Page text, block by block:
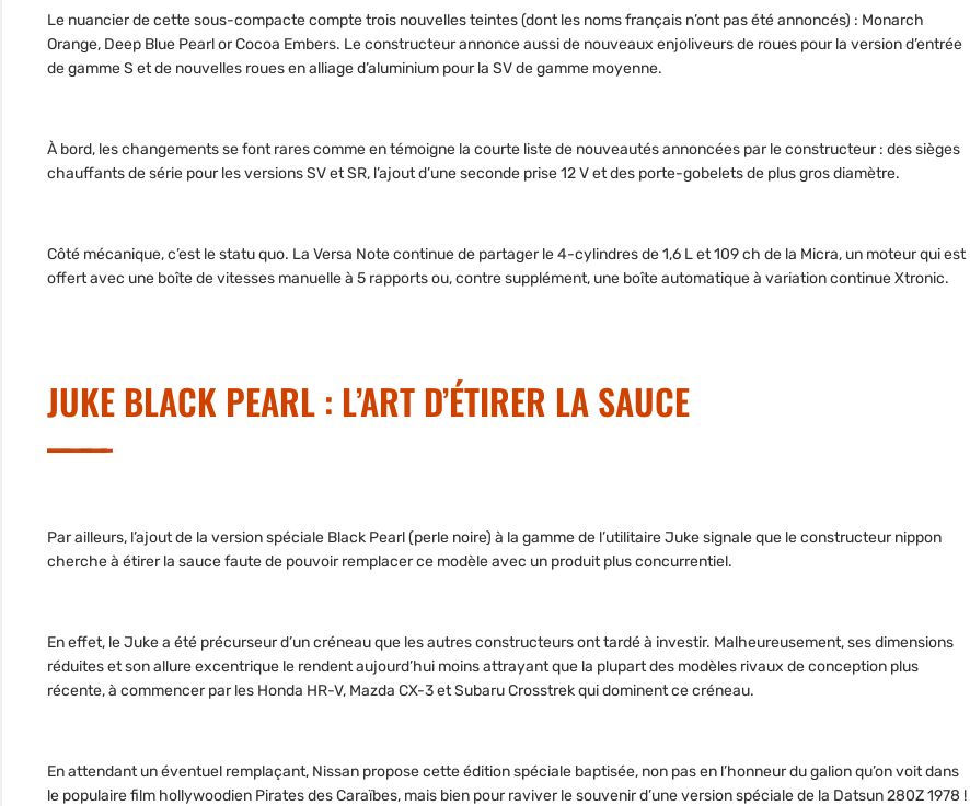
Le nuancier de cette sous-compacte compte trois nouvelles teintes (dont les noms français n’ont pas été annoncés) : Monarch
Orange, Deep Blue Pearl or Cocoa Embers. Le constructeur annonce aussi de nouveaux enjoliveurs de roues pour la version d’entrée
de gamme S et de nouvelles roues en alliage d’aluminium pour la SV de gamme moyenne.
À bord, les changements se font rares comme en témoigne la courte liste de nouveautés annoncées par le constructeur : des sièges
chauffants de série pour les versions SV et SR, l’ajout d’une seconde prise 12 V et des porte-gobelets de plus gros diamètre.
Côté mécanique, c’est le statu quo. La Versa Note continue de partager le 4-cylindres de 1,6 L et 109 ch de la Micra, un moteur qui est
offert avec une boîte de vitesses manuelle à 5 rapports ou, contre supplément, une boîte automatique à variation continue Xtronic.
JUKE BLACK PEARL : L’ART D’ÉTIRER LA SAUCE
Par ailleurs, l’ajout de la version spéciale Black Pearl (perle noire) à la gamme de l’utilitaire Juke signale que le constructeur nippon
cherche à étirer la sauce faute de pouvoir remplacer ce modèle avec un produit plus concurrentiel.
En effet, le Juke a été précurseur d’un créneau que les autres constructeurs ont tardé à investir. Malheureusement, ses dimensions
réduites et son allure excentrique le rendent aujourd’hui moins attrayant que la plupart des modèles rivaux de conception plus
récente, à commencer par les Honda HR-V, Mazda CX-3 et Subaru Crosstrek qui dominent ce créneau.
En attendant un éventuel remplaçant, Nissan propose cette édition spéciale baptisée, non pas en l’honneur du galion qu’on voit dans
le populaire film hollywoodien Pirates des Caraïbes, mais bien pour raviver le souvenir d’une version spéciale de la Datsun 280Z 1978 !